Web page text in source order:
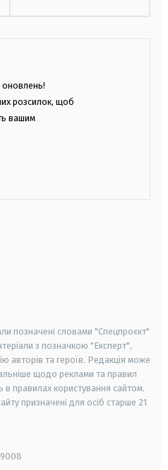
оновлень!
розсилок, щоб
вашим
позначені словами "Спецпроєкт"
з позначкою "Експерт",
авторів та героїв. Редакція може
щодо реклами та правил
правилах користування сайтом.
призначені для осіб старше 21